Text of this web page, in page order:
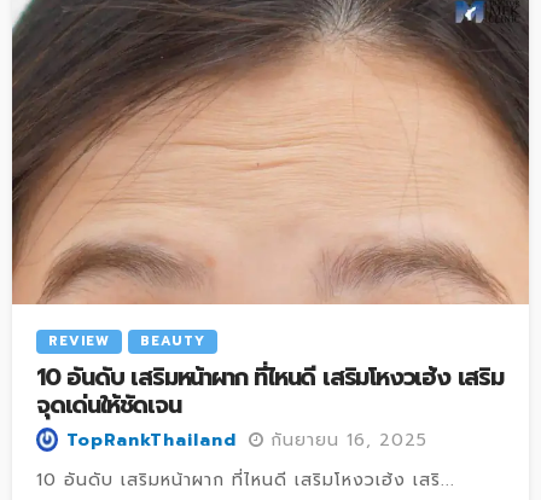
REVIEW BEAUTY
10 อันดับ เสริมหน้าผาก ที่ไหนดี เสริมโหงวเฮ้ง เสริม
จุดเด่นให้ชัดเจน
TopRankThailand
กันยายน 16, 2025
10 อันดับ เสริมหน้าผาก ที่ไหนดี เสริมโหงวเฮ้ง เสริ...